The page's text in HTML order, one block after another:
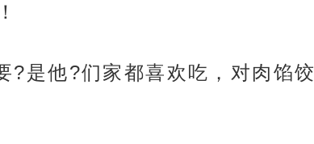
是他?们家都喜欢吃，对肉馅